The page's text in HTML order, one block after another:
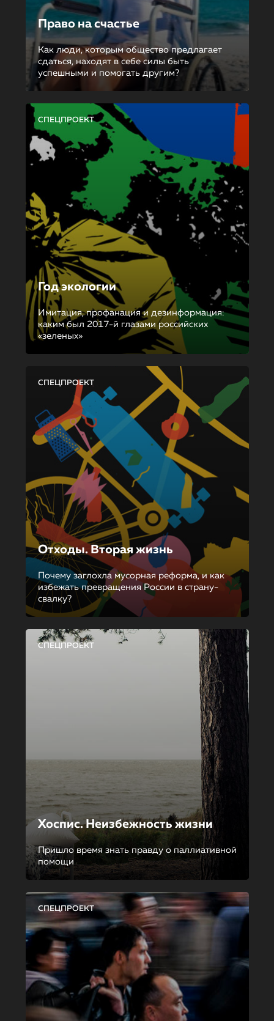
Право на счастье
Как люди, которым общество предлагает
сдаться, находят в себе силы быть
успешными и помогать другим?
СПЕЦПРОЕКТ
Год экологии
Имитация, профанация и дезинформация:
каким был 2017-й глазами российских
«зеленых»
СПЕЦПРОЕКТ
Отходы. Вторая жизнь
Почему заглохла мусорная реформа, и как
избежать превращения России в страну-
свалку?
СПЕЦПРОЕКТ
Хоспис. Неизбежность жизни
Пришло время знать правду о паллиативной
помощи
СПЕЦПРОЕКТ